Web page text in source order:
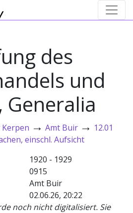
des
und
Generalia
→ Amt Buir → 12.01
einschl. Aufsicht
1920 - 1929
0915
Amt Buir
02.06.26, 20:22
noch nicht digitalisiert. Sie